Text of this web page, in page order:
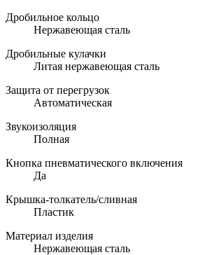
Дробильное кольцо
Нержавеющая сталь
Дробильные кулачки
Литая нержавеющая сталь
Защита от перегрузок
Автоматическая
Звукоизоляция
Полная
Кнопка пневматического включения
Да
Крышка-толкатель/сливная
Пластик
Материал изделия
Нержавеющая сталь